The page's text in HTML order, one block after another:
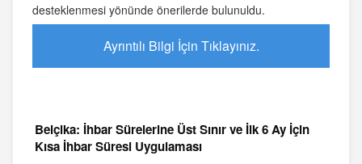
desteklenmesi yönünde önerilerde bulunuldu.
Ayrıntılı Bilgi İçin Tıklayınız.
Belçika: İhbar Sürelerine Üst Sınır ve İlk 6 Ay İçin
Kısa İhbar Süresi Uygulaması